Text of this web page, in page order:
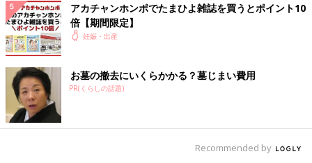
アカチャンホンポでたまひよ雑誌を買うとポイント10
倍【期間限定】
妊娠・出産
お墓の撤去にいくらかかる？墓じまい費用
PR(くらしの話題)
Recommended by